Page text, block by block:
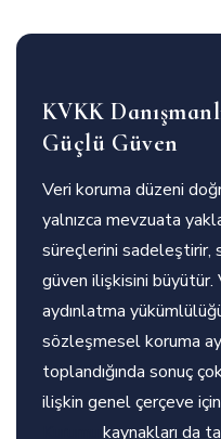
KVKK
Güçlü Güven
Veri koruma düzeni
yalnızca mevzuata
süreçlerini sadeleştirir,
güven ilişkisini büyütür.
aydınlatma
sözleşmesel koruma
toplandığında sonuç
ilişkin genel çerçeve için
kaynakları da